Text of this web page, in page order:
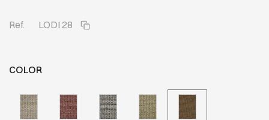
Ref. LODI 28
COLOR